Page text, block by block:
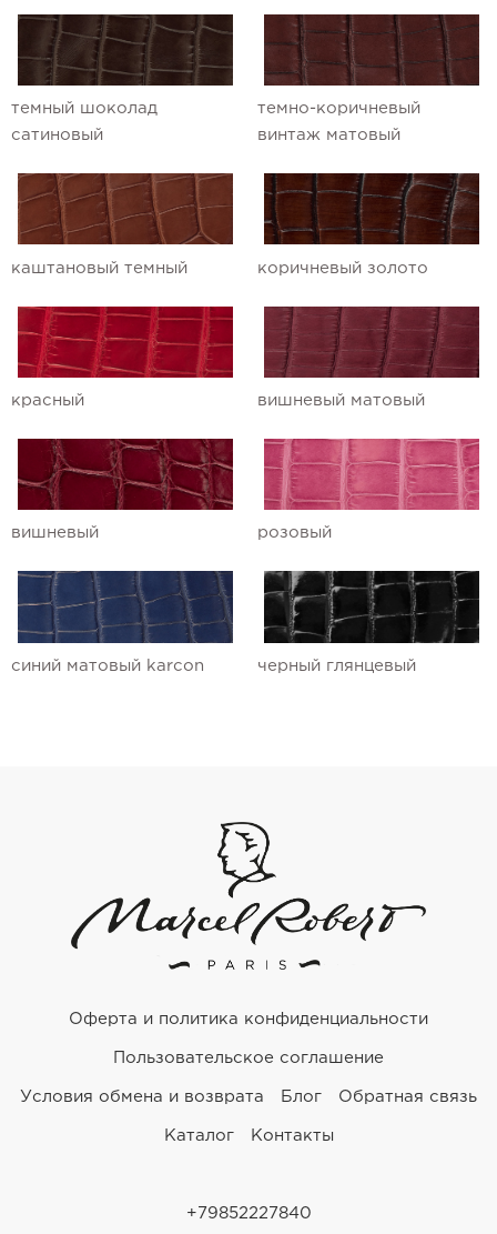
темный шоколад
сатиновый
темно-коричневый
винтаж матовый
каштановый темный коричневый золото
красный вишневый матовый
вишневый розовый
синий матовый karcon черный глянцевый
Оферта и политика конфиденциальности
Пользовательское соглашение
Условия обмена и возврата Блог Обратная связь
Каталог Контакты
+79852227840